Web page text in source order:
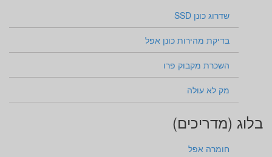
שדרוג כונן SSD
בדיקת מהירות כונן אפל
השכרת מקבוק פרו
מק לא עולה
בלוג (מדריכים)
חומרה אפל